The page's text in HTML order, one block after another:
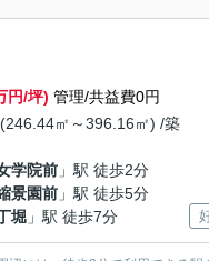
円/坪) 管理/共益費0円
㎡～396.16㎡) /築
学院前 」駅 徒歩2分
景園前 」駅 徒歩5分
堀 」駅 徒歩7分